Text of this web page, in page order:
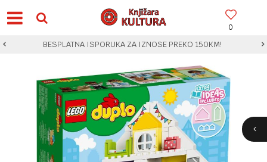
0
BESPLATNA ISPORUKA ZA IZNOSE PREKO 150KM!